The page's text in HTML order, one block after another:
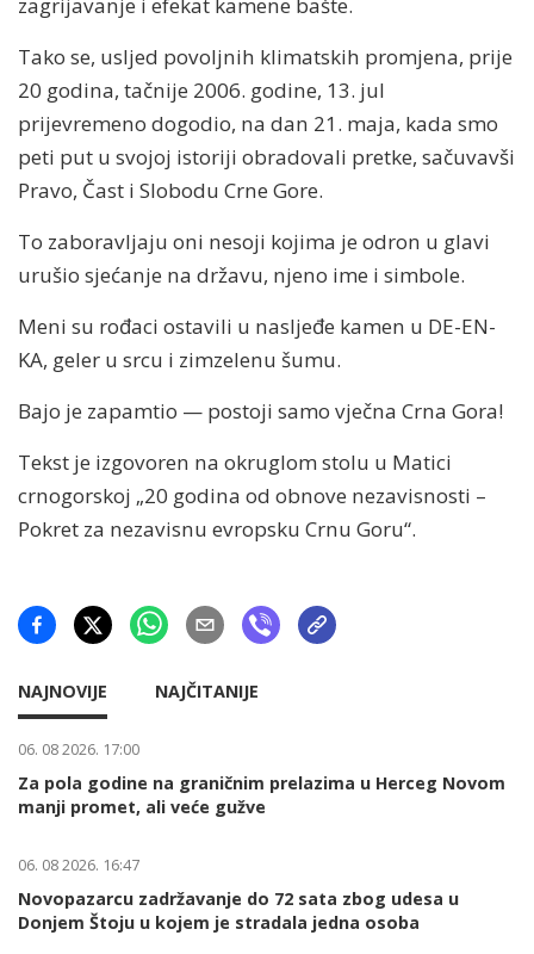
Tako se, usljed povoljnih klimatskih promjena, prije
20 godina, tačnije 2006. godine, 13. jul
prijevremeno dogodio, na dan 21. maja, kada smo
peti put u svojoj istoriji obradovali pretke, sačuvavši
Pravo, Čast i Slobodu Crne Gore.
To zaboravljaju oni nesoji kojima je odron u glavi
urušio sjećanje na državu, njeno ime i simbole.
Meni su rođaci ostavili u nasljeđe kamen u DE-EN-
KA, geler u srcu i zimzelenu šumu.
Bajo je zapamtio — postoji samo vječna Crna Gora!
Tekst je izgovoren na okruglom stolu u Matici
crnogorskoj „20 godina od obnove nezavisnosti –
Pokret za nezavisnu evropsku Crnu Goru“.
NAJNOVIJE NAJČITANIJE
06. 08 2026. 17:00
Za pola godine na graničnim prelazima u Herceg Novom
manji promet, ali veće gužve
06. 08 2026. 16:47
Novopazarcu zadržavanje do 72 sata zbog udesa u
Donjem Štoju u kojem je stradala jedna osoba